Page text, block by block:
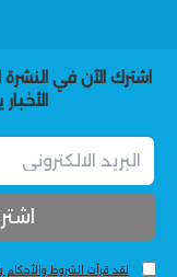
اشترك الآن في
لقد قرأت الشروط والأحكام